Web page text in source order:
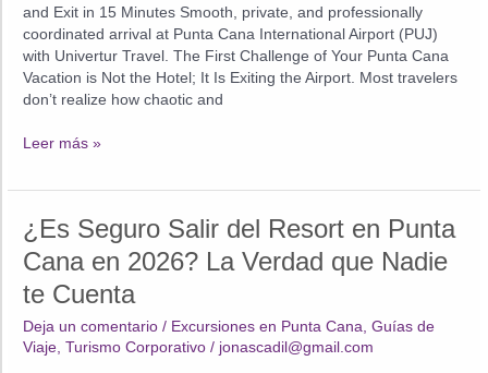
and Exit in 15 Minutes Smooth, private, and professionally
coordinated arrival at Punta Cana International Airport (PUJ)
with Univertur Travel. The First Challenge of Your Punta Cana
Vacation is Not the Hotel; It Is Exiting the Airport. Most travelers
don’t realize how chaotic and
Arriving
Punta
Airport
(PUJ):
VIP
Guide
to
Avoid
Chaos
Leer más »
¿Es Seguro Salir del Resort en Punta
Cana en 2026? La Verdad que Nadie
te Cuenta
Deja un comentario / Excursiones en Punta Cana ,Guías de
Viaje ,Turismo Corporativo / jonascadil@gmail.com